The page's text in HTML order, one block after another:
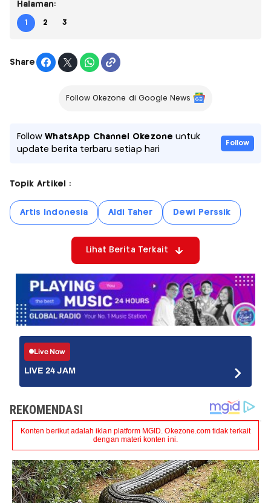
Halaman:
1 2 3
Share
Follow Okezone di Google News
FollowWhatsApp Channel Okezone untuk
update berita terbaru setiap hari
Follow
Topik Artikel :
Artis Indonesia Aldi Taher Dewi Perssik
Lihat Berita Terkait
Live Now
LIVE 24 JAM